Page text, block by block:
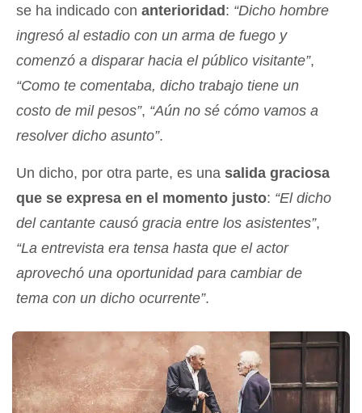
se ha indicado con anterioridad: “Dicho hombre
ingresó al estadio con un arma de fuego y
comenzó a disparar hacia el público visitante”,
“Como te comentaba, dicho trabajo tiene un
costo de mil pesos”, “Aún no sé cómo vamos a
resolver dicho asunto”.
Un dicho, por otra parte, es una salida graciosa
que se expresa en el momento justo: “El dicho
del cantante causó gracia entre los asistentes”,
“La entrevista era tensa hasta que el actor
aprovechó una oportunidad para cambiar de
tema con un dicho ocurrente”.